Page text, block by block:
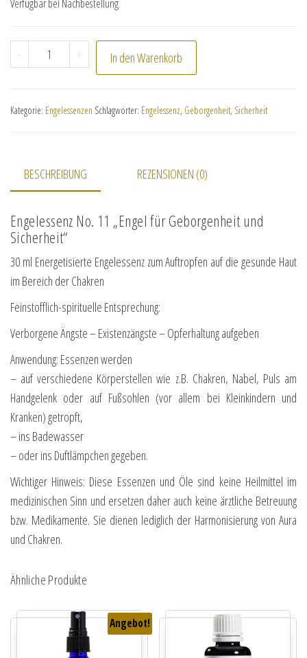
Verfügbar bei Nachbestellung
- No. 11 "Engel für Geborgenheit und Sicherheit" Menge
+ In den Warenkorb
Kategorie: Engelessenzen Schlagwörter: Engelessenz, Geborgenheit, Sicherheit
BESCHREIBUNG REZENSIONEN (0)
Engelessenz No. 11 „Engel für Geborgenheit und
Sicherheit“
30 ml Energetisierte Engelessenz zum Auftropfen auf die gesunde Haut
im Bereich der Chakren
Feinstofflich-spirituelle Entsprechung:
Verborgene Ängste – Existenzängste – Opferhaltung aufgeben
Anwendung: Essenzen werden
– auf verschiedene Körperstellen wie z.B. Chakren, Nabel, Puls am
Handgelenk oder auf Fußsohlen (vor allem bei Kleinkindern und
Kranken) getropft,
– ins Badewasser
– oder ins Duftlämpchen gegeben.
Wichtiger Hinweis: Diese Essenzen und Öle sind keine Heilmittel im
medizinischen Sinn und ersetzen daher auch keine ärztliche Betreuung
bzw. Medikamente. Sie dienen lediglich der Harmonisierung von Aura
und Chakren.
Ähnliche Produkte
Angebot!